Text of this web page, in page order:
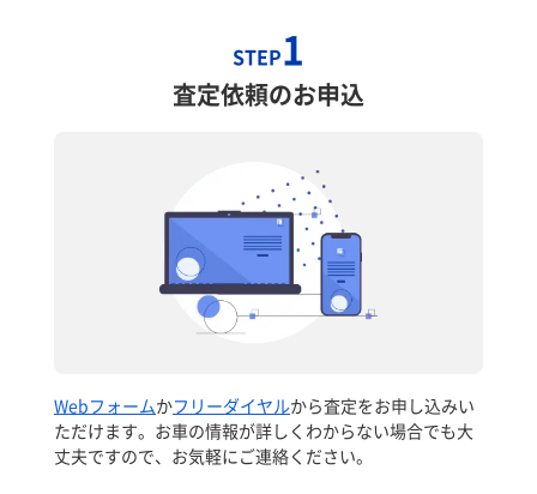
STEP1
査定依頼のお申込
Webフォームかフリーダイヤルから査定をお申し込みい
ただけます。お車の情報が詳しくわからない場合でも大
丈夫ですので、お気軽にご連絡ください。